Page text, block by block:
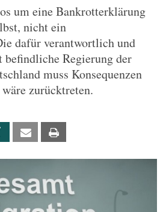
um eine Bankrotterklärung
nicht ein
dafür verantwortlich und
Regierung der
muss Konsequenzen
zurücktreten.
Xing Email